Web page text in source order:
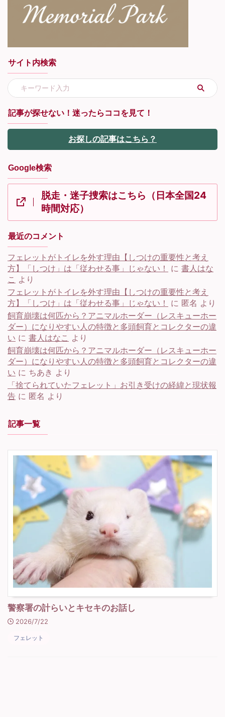
サイト内検索
記事が探せない！迷ったらココを見て！
お探しの記事はこちら？
Google検索
脱走・迷子捜索はこちら（日本全国24
時間対応）
最近のコメント
フェレットがトイレを外す理由【しつけの重要性と考え
方】「しつけ」は「従わせる事」じゃない！
に 書人はな
こ より
フェレットがトイレを外す理由【しつけの重要性と考え
方】「しつけ」は「従わせる事」じゃない！
に 匿名 より
飼育崩壊は何匹から？アニマルホーダー（レスキューホー
ダー）になりやすい人の特徴と多頭飼育とコレクターの違
い に 書人はなこ より
飼育崩壊は何匹から？アニマルホーダー（レスキューホー
ダー）になりやすい人の特徴と多頭飼育とコレクターの違
い に ちあき より
「捨てられていたフェレット」お引き受けの経緯と現状報
告 に 匿名 より
記事一覧
警察署の計らいとキセキのお話し
2026/7/22
フェレット